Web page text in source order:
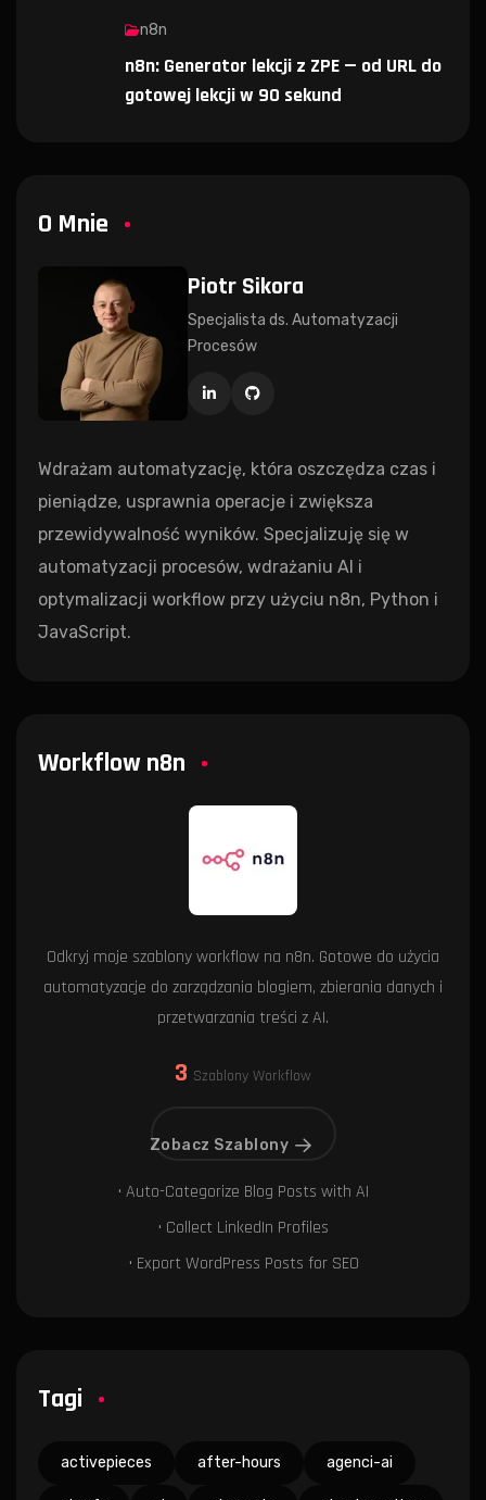
n8n
n8n: Generator lekcji z ZPE — od URL do
gotowej lekcji w 90 sekund
O Mnie
Piotr Sikora
Specjalista ds. Automatyzacji
Procesów
Wdrażam automatyzację, która oszczędza czas i
pieniądze, usprawnia operacje i zwiększa
przewidywalność wyników. Specjalizuję się w
automatyzacji procesów, wdrażaniu AI i
optymalizacji workflow przy użyciu n8n, Python i
JavaScript.
Workflow n8n
Odkryj moje szablony workflow na n8n. Gotowe do użycia
automatyzacje do zarządzania blogiem, zbierania danych i
przetwarzania treści z AI.
3 Szablony Workflow
Zobacz Szablony
• Auto-Categorize Blog Posts with AI
• Collect LinkedIn Profiles
• Export WordPress Posts for SEO
Tagi
activepieces after-hours agenci-ai